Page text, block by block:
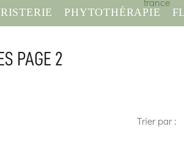
PHYTOTHÉRAPIE
PAGE 2
Trier par :